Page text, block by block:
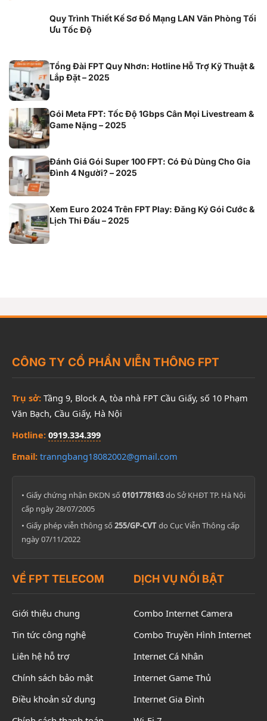
Quy Trình Thiết Kế Sơ Đồ Mạng LAN Văn Phòng Tối
Ưu Tốc Độ
Tổng Đài FPT Quy Nhơn: Hotline Hỗ Trợ Kỹ Thuật &
Lắp Đặt – 2025
Gói Meta FPT: Tốc Độ 1Gbps Cân Mọi Livestream &
Game Nặng – 2025
Đánh Giá Gói Super 100 FPT: Có Đủ Dùng Cho Gia
Đình 4 Người? – 2025
Xem Euro 2024 Trên FPT Play: Đăng Ký Gói Cước &
Lịch Thi Đấu – 2025
CÔNG TY CỔ PHẦN VIỄN THÔNG FPT
Trụ sở: Tầng 9, Block A, tòa nhà FPT Cầu Giấy, số 10 Phạm
Văn Bạch, Cầu Giấy, Hà Nội
Hotline: 0919.334.399
Email: tranngbang18082002@gmail.com
• Giấy chứng nhận ĐKDN số 0101778163do Sở KHĐT TP. Hà Nội
cấp ngày 28/07/2005
• Giấy phép viễn thông số 255/GP-CVTdo Cục Viễn Thông cấp
ngày 07/11/2022
VỀ FPT TELECOM
Giới thiệu chung
Tin tức công nghệ
Liên hệ hỗ trợ
Chính sách bảo mật
Điều khoản sử dụng
DỊCH VỤ NỔI BẬT
Combo Internet Camera
Combo Truyền Hình Internet
Internet Cá Nhân
Internet Game Thủ
Internet Gia Đình